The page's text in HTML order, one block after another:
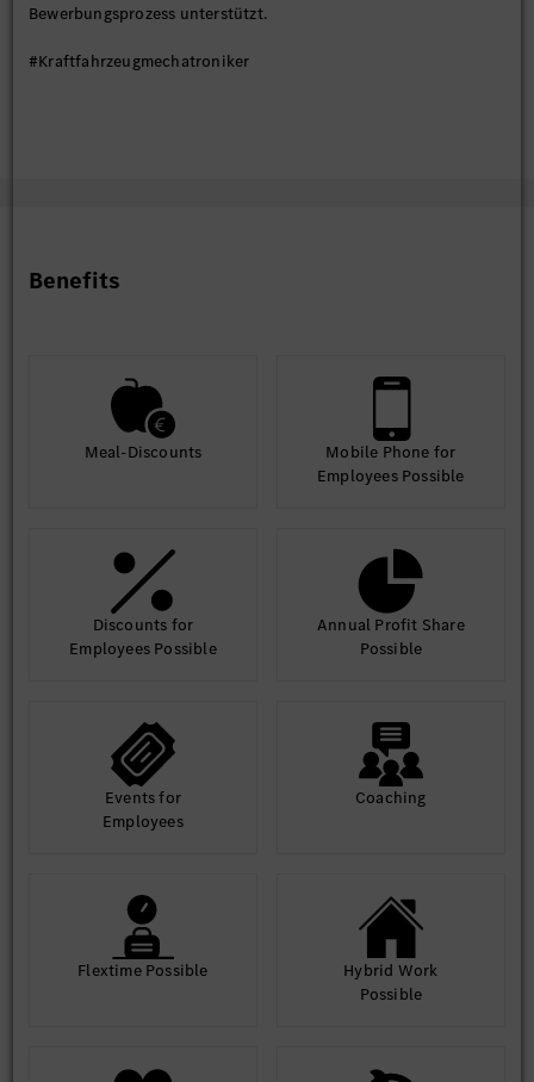
Bewerbungsprozess unterstützt.
#Kraftfahrzeugmechatroniker
Benefits
Meal-Discounts
Mobile Phone for
Employees Possible
Discounts for
Employees Possible
Annual Profit Share
Possible
Events for
Employees
Coaching
Flextime Possible
Hybrid Work
Possible